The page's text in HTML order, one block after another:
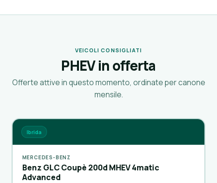
VEICOLI CONSIGLIATI
PHEV in offerta
Offerte attive in questo momento, ordinate per canone
mensile.
Ibrida
MERCEDES-BENZ
Benz GLC Coupè 200d MHEV 4matic
Advanced